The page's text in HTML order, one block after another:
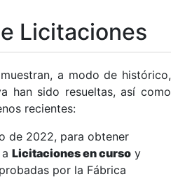
Licitaciones
a modo de histórico,
han sido resueltas, así como
recientes:
de 2022, para obtener
Licitaciones en curso y
por la Fábrica